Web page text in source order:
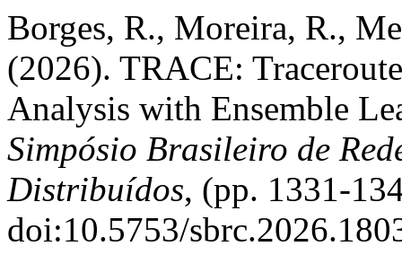
Borges, R., Moreira, R.,
(2026). TRACE:
Analysis with Ensemble
Simpósio Brasileiro de
Distribuídos, (pp. 1331-
doi:10.5753/